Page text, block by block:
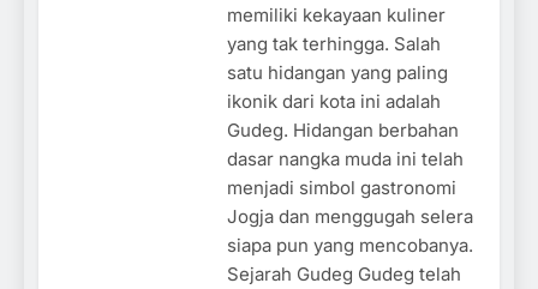
memiliki kekayaan kuliner
yang tak terhingga. Salah
satu hidangan yang paling
ikonik dari kota ini adalah
Gudeg. Hidangan berbahan
dasar nangka muda ini telah
menjadi simbol gastronomi
Jogja dan menggugah selera
siapa pun yang mencobanya.
Sejarah Gudeg Gudeg telah